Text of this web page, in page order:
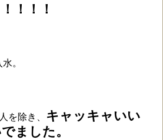
！！！
。
を除き、
キャッキャいい
ました。